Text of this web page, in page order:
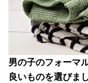
男の子のフォーマ
良いものを選びま